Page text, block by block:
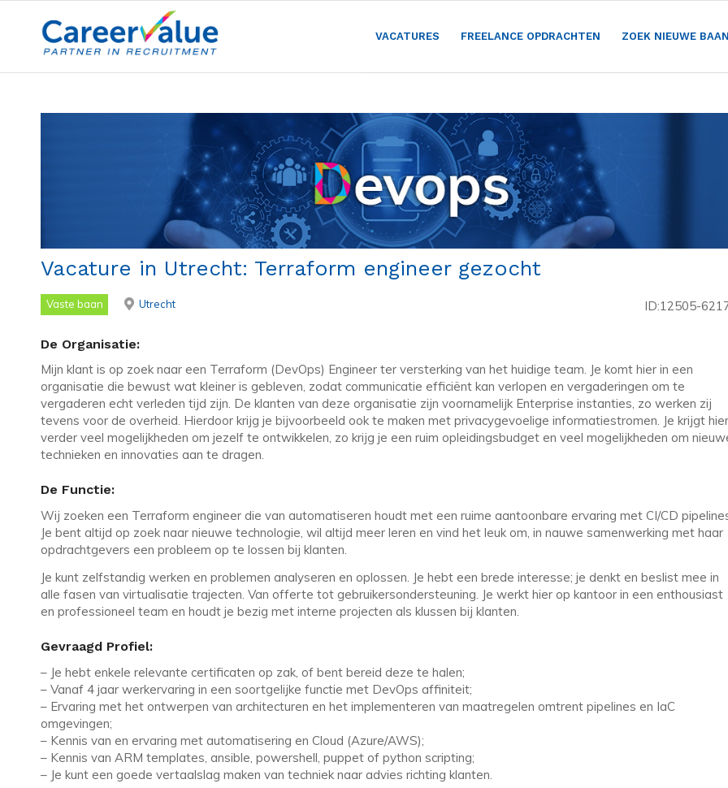
VACATURES FREELANCE OPDRACHTEN ZOEK NIEUWE BAAN
Vacature in Utrecht: Terraform engineer gezocht
Vaste baan Utrecht ID:12505-
De Organisatie:
Mijn klant is op zoek naar een Terraform (DevOps) Engineer ter versterking van het huidige team. Je komt hier in een
organisatie die bewust wat kleiner is gebleven, zodat communicatie efficiënt kan verlopen en vergaderingen om te
vergaderen echt verleden tijd zijn. De klanten van deze organisatie zijn voornamelijk Enterprise instanties, zo werken zij
tevens voor de overheid. Hierdoor krijg je bijvoorbeeld ook te maken met privacygevoelige informatiestromen. Je krijgt hier
verder veel mogelijkheden om jezelf te ontwikkelen, zo krijg je een ruim opleidingsbudget en veel mogelijkheden om
technieken en innovaties aan te dragen.
De Functie:
Wij zoeken een Terraform engineer die van automatiseren houdt met een ruime aantoonbare ervaring met CI/CD
Je bent altijd op zoek naar nieuwe technologie, wil altijd meer leren en vind het leuk om, in nauwe samenwerking met haar
opdrachtgevers een probleem op te lossen bij klanten.
Je kunt zelfstandig werken en problemen analyseren en oplossen. Je hebt een brede interesse; je denkt en beslist mee in
alle fasen van virtualisatie trajecten. Van offerte tot gebruikersondersteuning. Je werkt hier op kantoor in een enthousiast
en professioneel team en houdt je bezig met interne projecten als klussen bij klanten.
Gevraagd Profiel:
– Je hebt enkele relevante certificaten op zak, of bent bereid deze te halen;
– Vanaf 4 jaar werkervaring in een soortgelijke functie met DevOps affiniteit;
– Ervaring met het ontwerpen van architecturen en het implementeren van maatregelen omtrent pipelines en IaC
omgevingen;
– Kennis van en ervaring met automatisering en Cloud (Azure/AWS);
– Kennis van ARM templates, ansible, powershell, puppet of python scripting;
– Je kunt een goede vertaalslag maken van techniek naar advies richting klanten.